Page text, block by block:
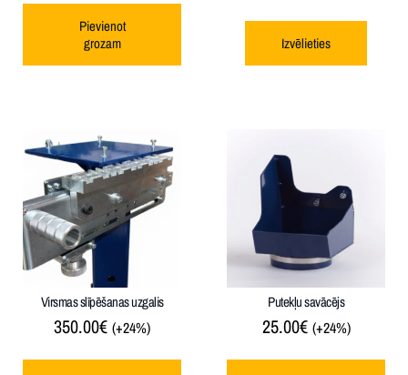
Pievienot
grozam
Izvēlieties
Virsmas slīpēšanas uzgalis
350.00€ (+24%)
Putekļu savācējs
25.00€ (+24%)